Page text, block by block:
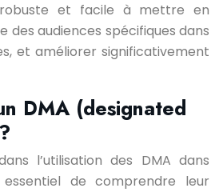
et facile à mettre en
audiences spécifiques dans
et améliorer significativement
DMA (designated
l’utilisation des DMA dans
de comprendre leur